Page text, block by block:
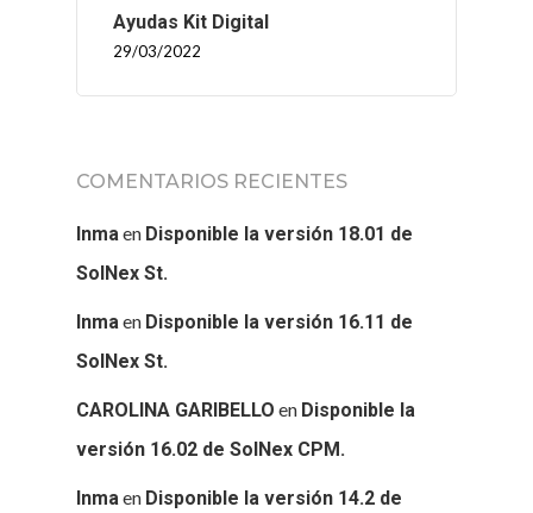
Ayudas Kit Digital
29/03/2022
COMENTARIOS RECIENTES
Inmaen Disponible la versión 18.01 de
SolNex St.
Inmaen Disponible la versión 16.11 de
SolNex St.
CAROLINA GARIBELLO en Disponible la
versión 16.02 de SolNex CPM.
Inmaen Disponible la versión 14.2 de